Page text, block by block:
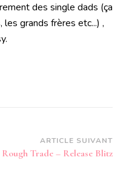
des single dads (ça
les grands frères etc...) ,
ARTICLE SUIVANT
Rough Trade – Release Blitz